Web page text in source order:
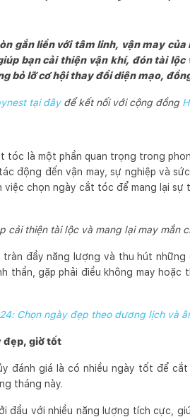
gắn liền với tâm linh, vận may
bạn cải thiện vận khí, đón tài lộc
bỏ lỡ cơ hội thay đổi diện mạo,
tại đâyđể kết nối với cộng đồng
tóc là một phần quan trọng trong
động đến vận may, sự nghiệp và
chọn ngày cắt tóc để mang lại sự
cải thiện tài lộc và mang lại may mắn
đầy năng lượng và thu hút những
gặp phải điều không may hoặc
Chọn ngày đẹp theo dương lịch và
đẹp, giờ tốt
đánh giá là có nhiều ngày tốt để
tháng này.
đầu với nhiều năng lượng tích cực,